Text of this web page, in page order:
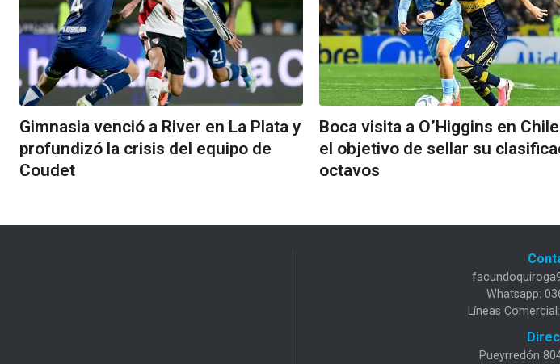
Gimnasia venció a River en La Plata y
profundizó la crisis del equipo de
Coudet
Boca visita a O’Higgins en
el objetivo de sellar su
octavos
Whatsapp:
Líneas
Pueyrredón